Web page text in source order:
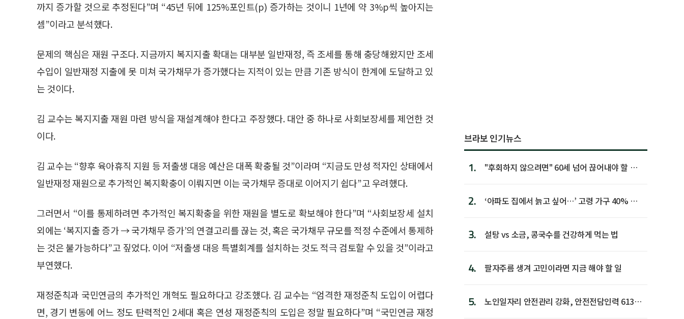
까지 증가할 것으로 추정된다”며 “45년 뒤에 125%포인트(p) 증가하는 것이니 1년에 약 3%p씩 높아지는
셈”이라고 분석했다.
문제의 핵심은 재원 구조다. 지금까지 복지지출 확대는 대부분 일반재정, 즉 조세를 통해 충당해왔지만 조세
수입이 일반재정 지출에 못 미쳐 국가채무가 증가했다는 지적이 있는 만큼 기존 방식이 한계에 도달하고 있
는 것이다.
김 교수는 복지지출 재원 마련 방식을 재설계해야 한다고 주장했다. 대안 중 하나로 사회보장세를 제언한 것
이다.
김 교수는 “향후 육아휴직 지원 등 저출생 대응 예산은 대폭 확충될 것”이라며 “지금도 만성 적자인 상태에서
일반재정 재원으로 추가적인 복지확충이 이뤄지면 이는 국가채무 증대로 이어지기 쉽다”고 우려했다.
그러면서 “이를 통제하려면 추가적인 복지확충을 위한 재원을 별도로 확보해야 한다”며 “사회보장세 설치
외에는 ‘복지지출 증가 → 국가채무 증가’의 연결고리를 끊는 것, 혹은 국가채무 규모를 적정 수준에서 통제하
는 것은 불가능하다”고 짚었다. 이어 “저출생 대응 특별회계를 설치하는 것도 적극 검토할 수 있을 것”이라고
부연했다.
재정준칙과 국민연금의 추가적인 개혁도 필요하다고 강조했다. 김 교수는 “엄격한 재정준칙 도입이 어렵다
면, 경기 변동에 어느 정도 탄력적인 2세대 혹은 연성 재정준칙의 도입은 정말 필요하다”며 “국민연금 재정
브라보 인기뉴스
1.
"후회하지 않으려면" 60세 넘어 끊어내야 할 사
2.
‘아파도 집에서 늙고 싶어…’ 고령 가구 40% 노
3. 설탕 vs 소금, 콩국수를 건강하게 먹는 법
4. 팔자주름 생겨 고민이라면 지금 해야 할 일
5.
노인일자리 안전관리 강화, 안전전담인력 613명